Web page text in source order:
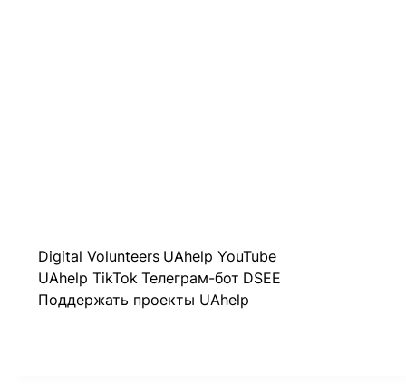
Digital Volunteers UAhelp YouTube
UAhelp TikTok Телеграм-бот DSEE
Поддержать проекты UAhelp